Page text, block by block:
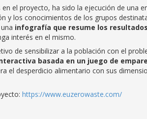
el proyecto, ha sido la ejecución de una
y los conocimientos de los grupos
infografía que resume los
interés en el mismo.
de sensibilizar a la población con el
basada en un juego de
el desperdicio alimentario con sus
https://www.euzerowaste.com/